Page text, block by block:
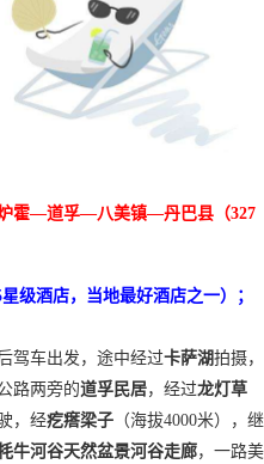
霍—道孚—八美镇—丹巴县（327
星级酒店，当地最好酒店之一）；
驾车出发，途中经过卡萨湖拍摄，
路两旁的道孚民居，经过龙灯草
，经疙瘩梁子 （海拔4000米），继
牛河谷天然盆景河谷走廊，一路美